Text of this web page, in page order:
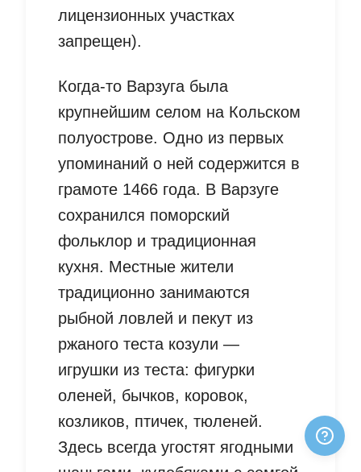
лицензионных участках
запрещен).
Когда-то Варзуга была
крупнейшим селом на Кольском
полуострове. Одно из первых
упоминаний о ней содержится в
грамоте 1466 года. В Варзуге
сохранился поморский
фольклор и традиционная
кухня. Местные жители
традиционно занимаются
рыбной ловлей и пекут из
ржаного теста козули —
игрушки из теста: фигурки
оленей, бычков, коровок,
козликов, птичек, тюленей.
Здесь всегда угостят ягодными